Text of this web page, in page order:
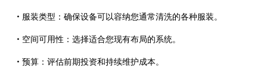
・ 服装类型：确保设备可以容纳您通常清洗的各种服装。
・ 空间可用性：选择适合您现有布局的系统。
・ 预算：评估前期投资和持续维护成本。